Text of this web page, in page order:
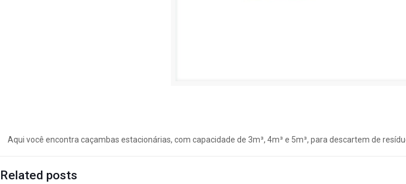
Aqui você encontra caçambas estacionárias, com capacidade de 3m³, 4m³ e 5m³, para descartem de
Related posts